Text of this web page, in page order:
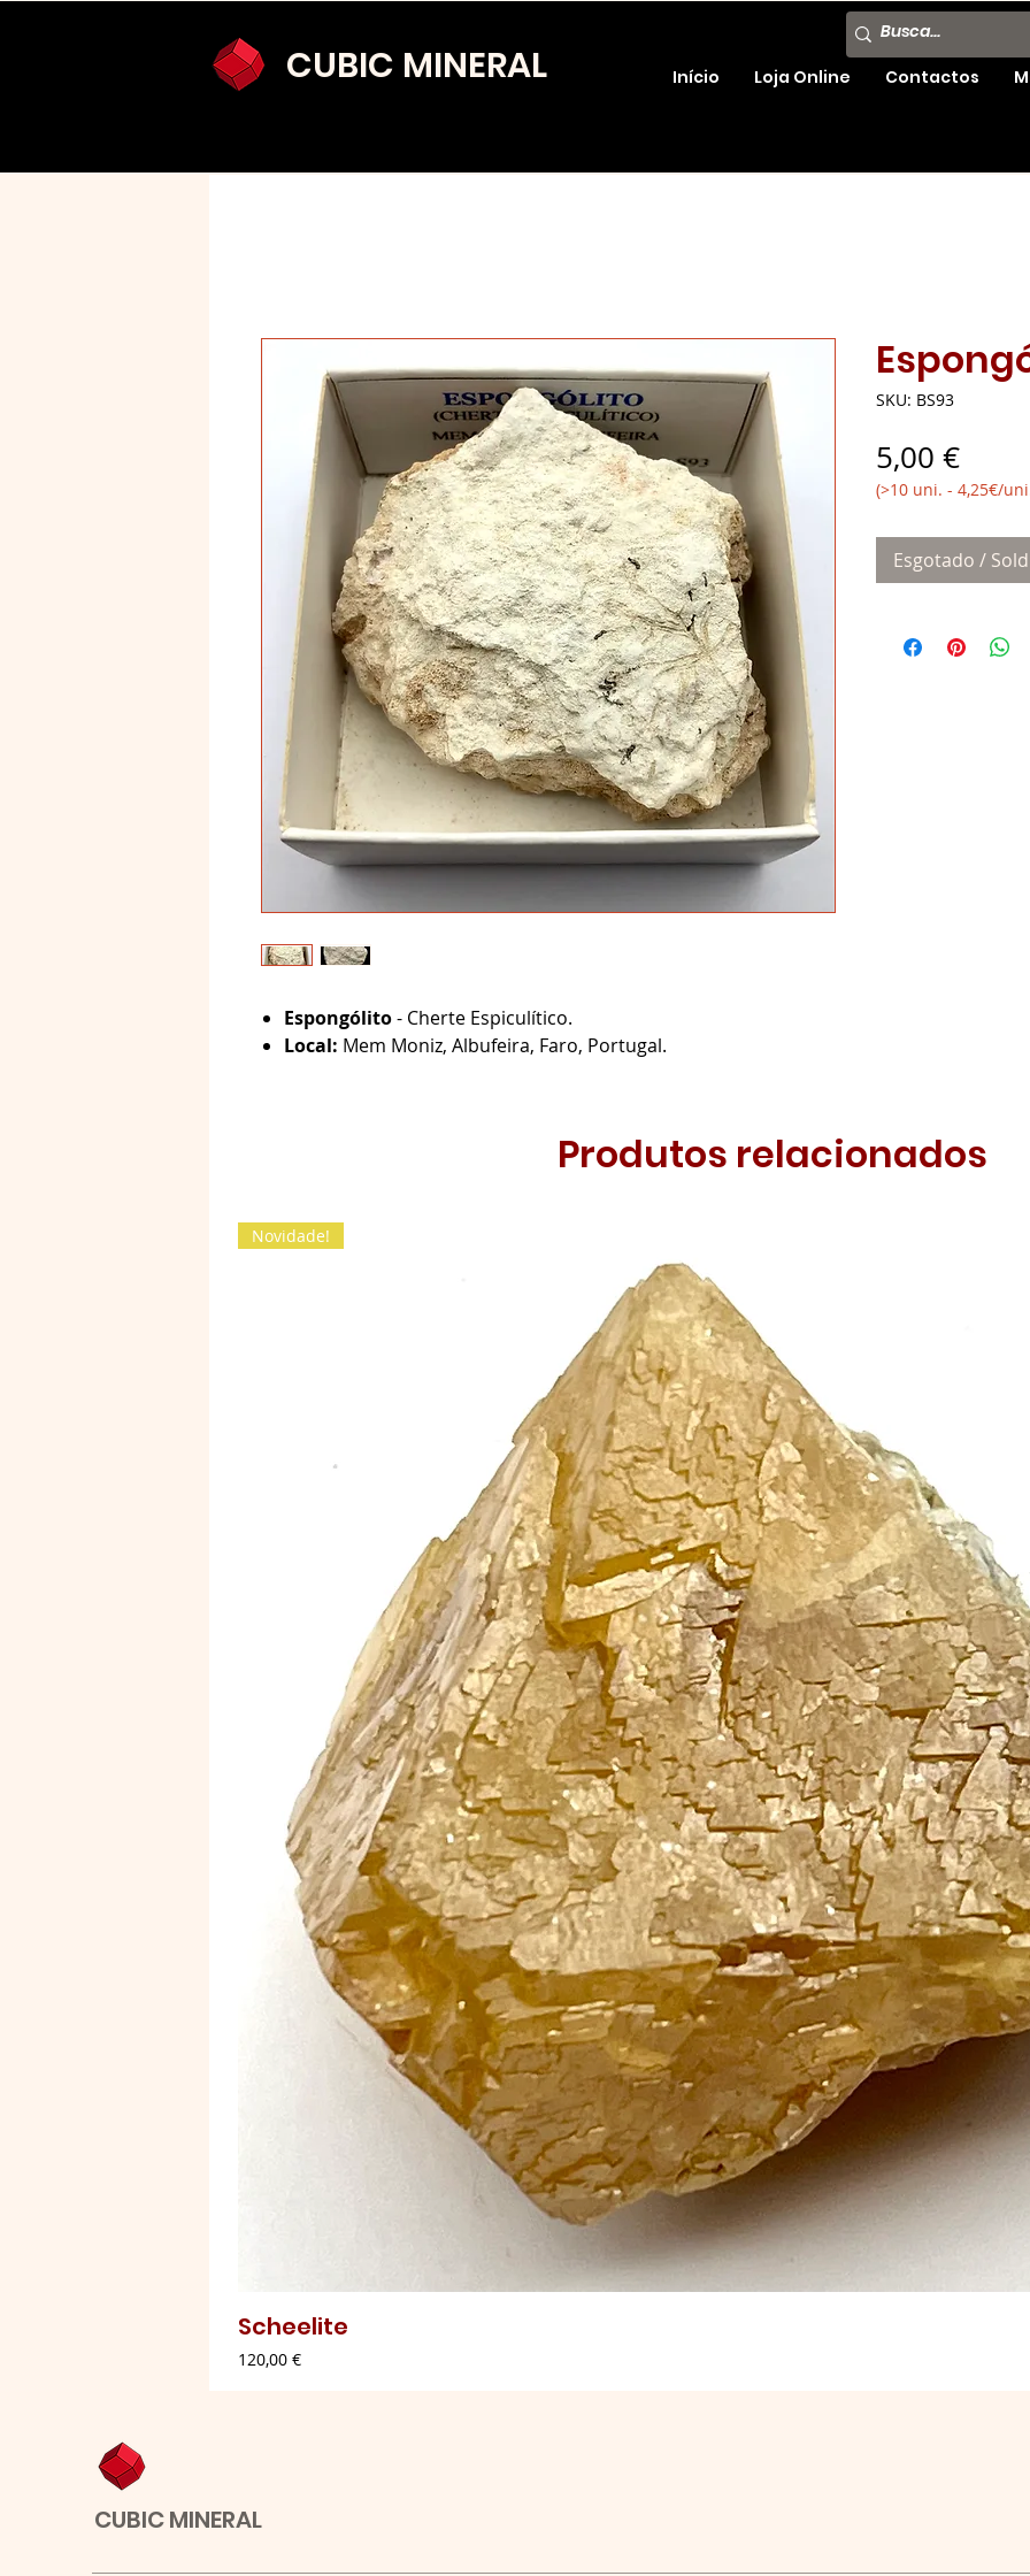
CUBIC MINERAL Início Loja Online Contactos
Espongólito- Cherte Espiculítico.
Local: Mem Moniz, Albufeira, Faro, Portugal.
SKU: BS93
5,00 €Preço
(>10 uni. - 4,25€/
Esgotado / Sold
Produtos relacionados
Novidade!
Scheelite
Preço
120,00 €
CUBIC MINERAL